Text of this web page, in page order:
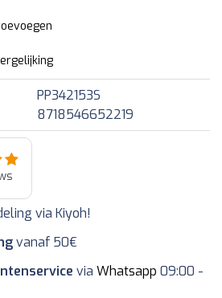
PP342153S
8718546652219
via Kiyoh!
vanaf 50€
via Whatsapp 09:00 -